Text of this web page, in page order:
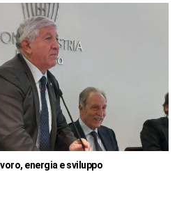
energia e sviluppo